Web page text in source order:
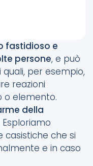
fastidioso e
persone, e può
per esempio,
reazioni
o elemento.
della
Esploriamo
casistiche che si
e in caso